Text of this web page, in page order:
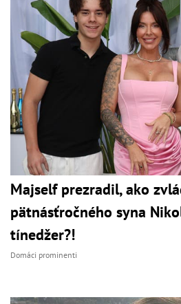
Majself prezradil, ako
pätnásťročného syna
tínedžer?!
Domáci prominenti